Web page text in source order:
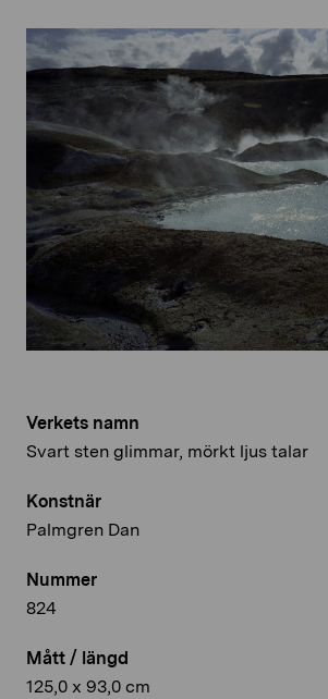
Verkets namn
Svart sten glimmar, mörkt ljus talar
Konstnär
Palmgren Dan
Nummer
824
Mått / längd
125,0 x 93,0 cm